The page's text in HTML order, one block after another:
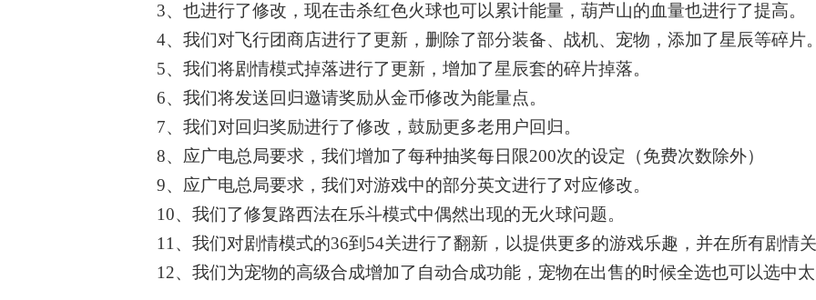
3、也进行了修改，现在击杀红色火球也可以累计能量，葫芦山的血量也进行了提高。
4、我们对飞行团商店进行了更新，删除了部分装备、战机、宠物，添加了星辰等碎片。
5、我们将剧情模式掉落进行了更新，增加了星辰套的碎片掉落。
6、我们将发送回归邀请奖励从金币修改为能量点。
7、我们对回归奖励进行了修改，鼓励更多老用户回归。
8、应广电总局要求，我们增加了每种抽奖每日限200次的设定（免费次数除外）
9、应广电总局要求，我们对游戏中的部分英文进行了对应修改。
10、我们了修复路西法在乐斗模式中偶然出现的无火球问题。
11、我们对剧情模式的36到54关进行了翻新，以提供更多的游戏乐趣，并在所有剧情
12、我们为宠物的高级合成增加了自动合成功能，宠物在出售的时候全选也可以选中太